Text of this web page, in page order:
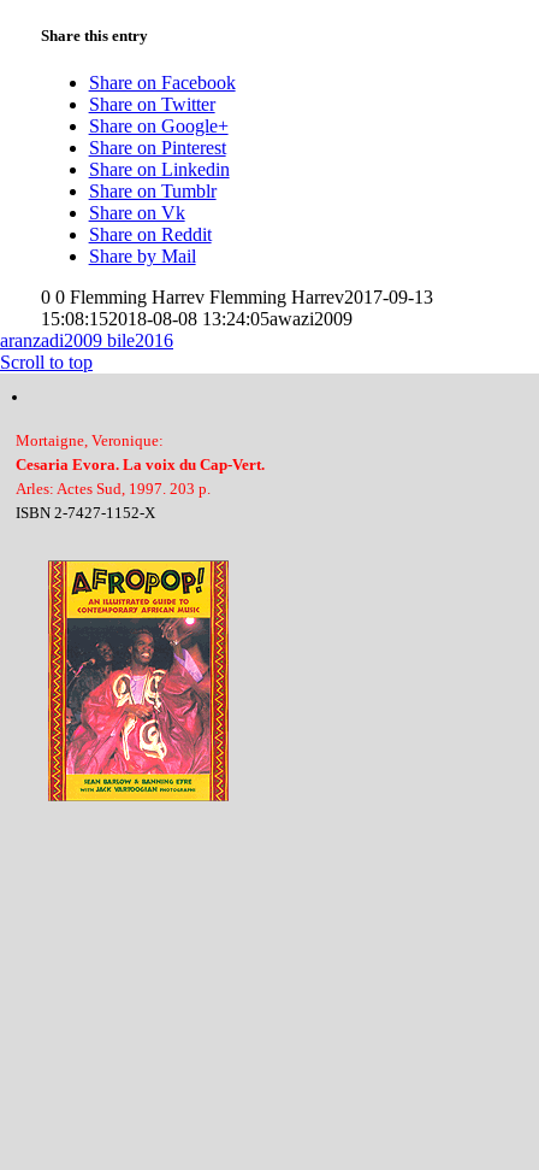
Share this entry
Share on Facebook
Share on Twitter
Share on Google+
Share on Pinterest
Share on Linkedin
Share on Tumblr
Share on Vk
Share on Reddit
Share by Mail
0 0 Flemming Harrev Flemming Harrev2017-09-13
15:08:152018-08-08 13:24:05awazi2009
aranzadi2009 bile2016
Scroll to top
Mortaigne, Veronique:
Cesaria Evora. La voix du Cap-Vert.
Arles: Actes Sud, 1997. 203 p.
ISBN 2-7427-1152-X